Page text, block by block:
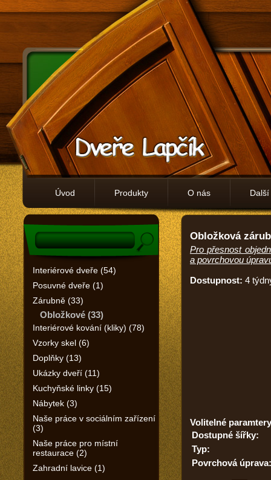
Úvod Produkty O nás
Interiérové dveře (54)
Posuvné dveře (1)
Zárubně (33)
Obložkové (33)
Interiérové kování (kliky) (78)
Vzorky skel (6)
Doplňky (13)
Ukázky dveří (11)
Kuchyňské linky (15)
Nábytek (3)
Naše práce v sociálním zařízení
(3)
Naše práce pro místní
restaurace (2)
Zahradní lavice (1)
Obložková
Pro přesnost
a povrchovou
Dostupnost: 4
Volitelné
Dostupné šířky:
Typ:
Povrchová úprava: